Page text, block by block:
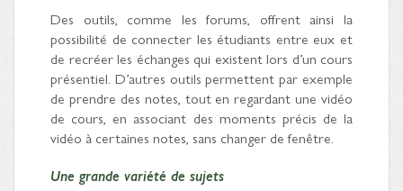
Des outils, comme les forums, offrent ainsi la
possibilité de connecter les étudiants entre eux et
de recréer les échanges qui existent lors d’un cours
présentiel. D’autres outils permettent par exemple
de prendre des notes, tout en regardant une vidéo
de cours, en associant des moments précis de la
vidéo à certaines notes, sans changer de fenêtre.
Une grande variété de sujets